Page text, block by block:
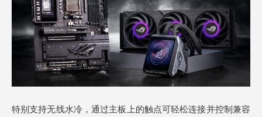
特别支持无线水冷，通过主板上的触点可轻松连接并控制兼容